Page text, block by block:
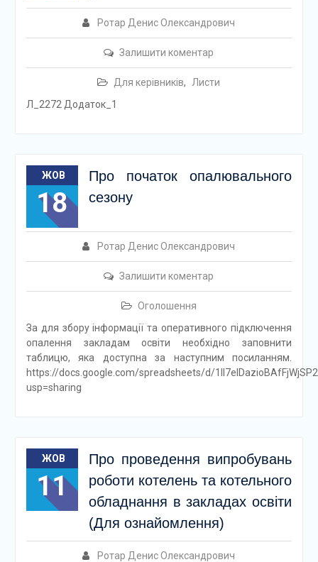
Ротар Денис Олександрович
Залишити коментар
Для керівників,
Листи
Л_2272 Додаток_1
ЖОВ
18
Про початок опалювального
сезону
Ротар Денис Олександрович
Залишити коментар
Оголошення
За для збору інформації та оперативного підключення
опалення закладам освіти необхідно заповнити
таблицю, яка доступна за наступним посиланням.
https://docs.google.com/spreadsheets/d/
usp=sharing
ЖОВ
11
Про проведення випробувань
роботи котелень та котельного
обладнання в закладах освіти
(Для ознайомлення)
Ротар Денис Олександрович